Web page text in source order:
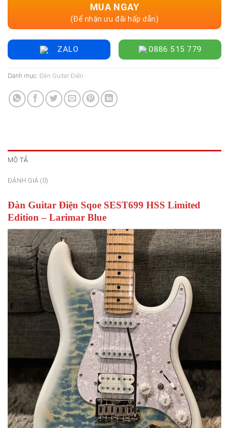
MUA NGAY
(Để nhận ưu đãi hấp dẫn)
ZALO 0886 515 779
Danh mục: Đàn Guitar Điện
MÔ TẢ
ĐÁNH GIÁ (0)
Đàn Guitar Điện Sqoe SEST699 HSS Limited
Edition – Larimar Blue